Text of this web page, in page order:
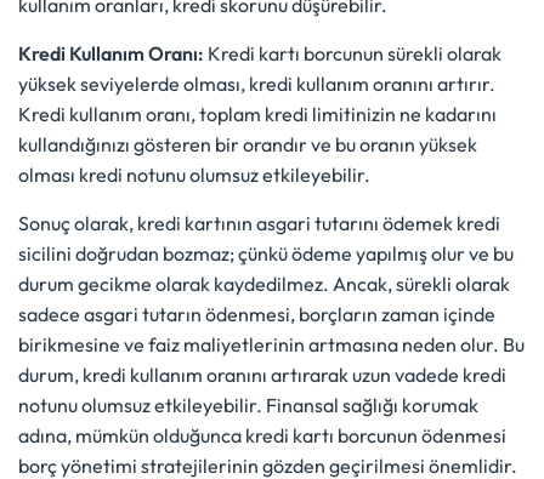
kullanım oranları, kredi skorunu düşürebilir.
Kredi Kullanım Oranı: Kredi kartı borcunun sürekli olarak
yüksek seviyelerde olması, kredi kullanım oranını artırır.
Kredi kullanım oranı, toplam kredi limitinizin ne kadarını
kullandığınızı gösteren bir orandır ve bu oranın yüksek
olması kredi notunu olumsuz etkileyebilir.
Sonuç olarak, kredi kartının asgari tutarını ödemek kredi
sicilini doğrudan bozmaz; çünkü ödeme yapılmış olur ve bu
durum gecikme olarak kaydedilmez. Ancak, sürekli olarak
sadece asgari tutarın ödenmesi, borçların zaman içinde
birikmesine ve faiz maliyetlerinin artmasına neden olur. Bu
durum, kredi kullanım oranını artırarak uzun vadede kredi
notunu olumsuz etkileyebilir. Finansal sağlığı korumak
adına, mümkün olduğunca kredi kartı borcunun ödenmesi
borç yönetimi stratejilerinin gözden geçirilmesi önemlidir.